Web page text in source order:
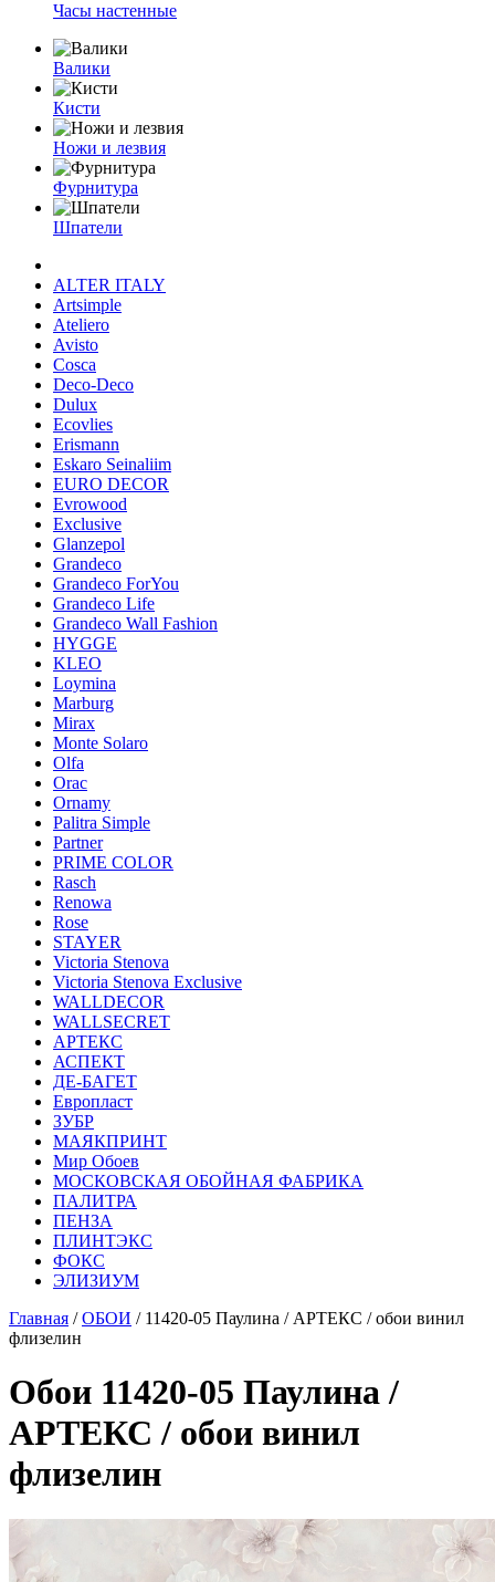
Часы настенные
Валики
Кисти
Ножи и лезвия
Фурнитура
Шпатели
ALTER ITALY
Artsimple
Ateliero
Avisto
Cosca
Deco-Deco
Dulux
Ecovlies
Erismann
Eskaro Seinaliim
EURO DECOR
Evrowood
Exclusive
Glanzepol
Grandeco
Grandeco ForYou
Grandeco Life
Grandeco Wall Fashion
HYGGE
KLEO
Loymina
Marburg
Mirax
Monte Solaro
Olfa
Orac
Ornamy
Palitra Simple
Partner
PRIME COLOR
Rasch
Renowa
Rose
STAYER
Victoria Stenova
Victoria Stenova Exclusive
WALLDECOR
WALLSECRET
АРТЕКС
АСПЕКТ
ДЕ-БАГЕТ
Европласт
ЗУБР
МАЯКПРИНТ
Мир Обоев
МОСКОВСКАЯ ОБОЙНАЯ ФАБРИКА
ПАЛИТРА
ПЕНЗА
ПЛИНТЭКС
ФОКС
ЭЛИЗИУМ
Главная /ОБОИ / 11420-05 Паулина / АРТЕКС / обои винил
флизелин
Обои 11420-05 Паулина /
АРТЕКС / обои винил
флизелин